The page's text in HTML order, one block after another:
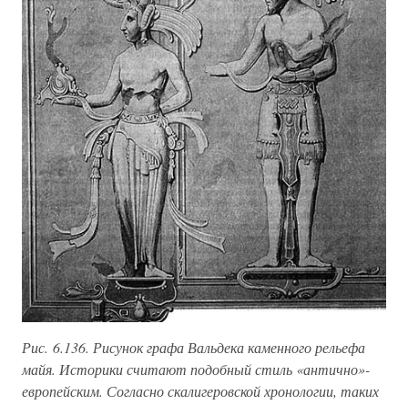
Рис. 6.136. Рисунок графа Вальдека каменного рельефа
майя. Историки считают подобный стиль «антично»-
европейским. Согласно скалигеровской хронологии, таких